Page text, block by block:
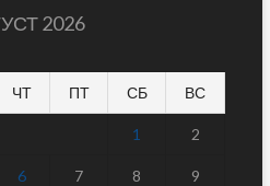
2026
ЧТ ПТ СБ ВС
1 2
6 7 8 9